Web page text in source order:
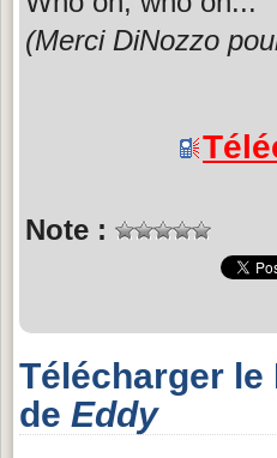
(Merci DiNozzo
Note :
Télécharger le
de Eddy